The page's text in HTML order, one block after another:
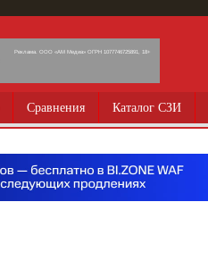
Реклама. ООО «АМ Медиа» ОГРН 1077746725891, 18+
Сравнения Каталог СЗИ